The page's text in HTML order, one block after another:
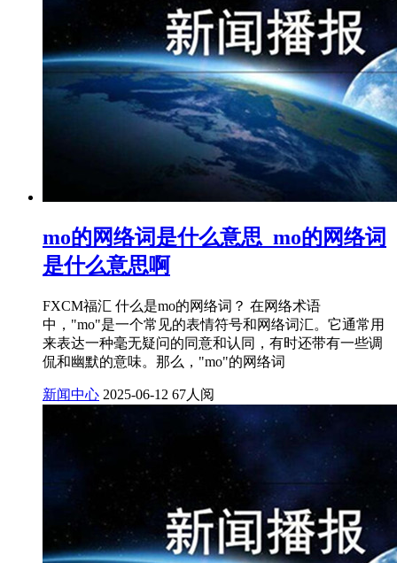
mo的网络词是什么意思_mo的网络词
是什么意思啊
FXCM福汇 什么是mo的网络词？ 在网络术语
中，"mo"是一个常见的表情符号和网络词汇。它通常用
来表达一种毫无疑问的同意和认同，有时还带有一些调
侃和幽默的意味。那么，"mo"的网络词
新闻中心 2025-06-12 67人阅